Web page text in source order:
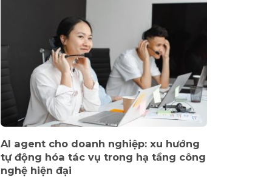
AI agent cho doanh nghiệp: xu hướng
tự động hóa tác vụ trong hạ tầng công
nghệ hiện đại